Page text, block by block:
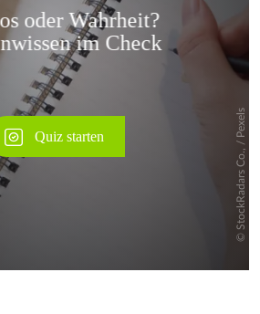
Überspringen